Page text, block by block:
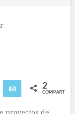
Telegram Email 2
COMPARTIR